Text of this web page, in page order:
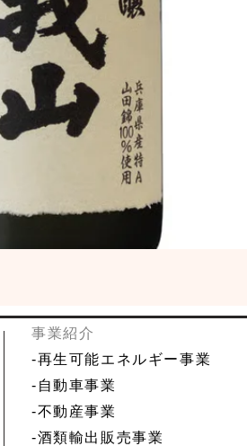
事業紹介
-再生可能エネルギー事業
-自動車事業
-不動産事業
-酒類輸出販売事業